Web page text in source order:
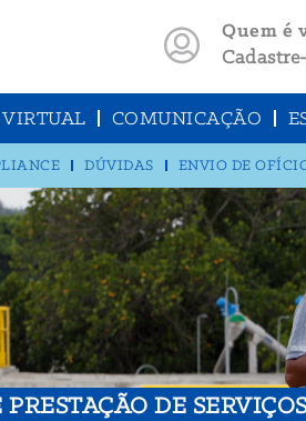
Quem é
COMUNICAÇÃO
DÚVIDAS ENVIO DE
DE